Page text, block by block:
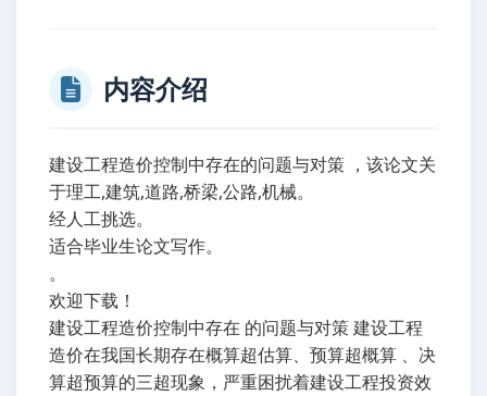
内容介绍
建设工程造价控制中存在的问题与对策 ，该论文关
于理工,建筑,道路,桥梁,公路,机械。
经人工挑选。
适合毕业生论文写作。
。
欢迎下载！
建设工程造价控制中存在 的问题与对策 建设工程
造价在我国长期存在概算超估算、预算超概算 、决
算超预算的三超现象，严重困扰着建设工程投资效